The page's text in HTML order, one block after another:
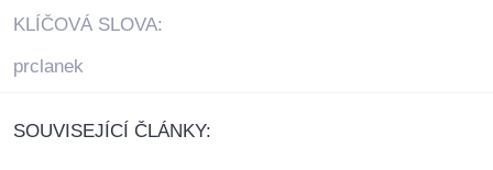
KLÍČOVÁ SLOVA:
prclanek
SOUVISEJÍCÍ ČLÁNKY: